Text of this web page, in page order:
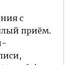
с
приём.